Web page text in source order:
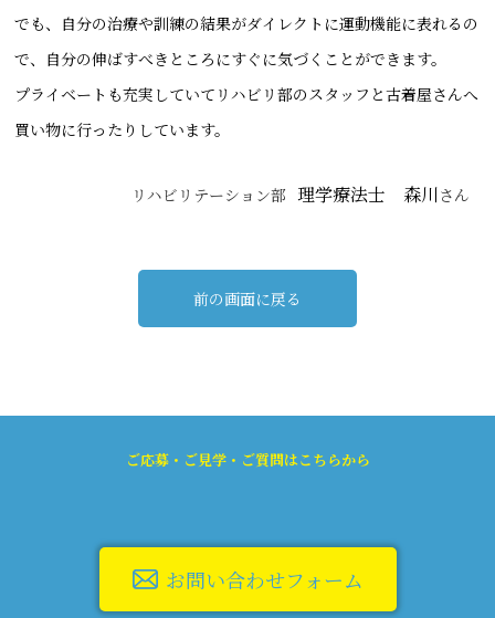
でも、自分の治療や訓練の結果がダイレクトに運動機能に表れるの
で、自分の伸ばすべきところにすぐに気づくことができます。
プライベートも充実していてリハビリ部のスタッフと古着屋さんへ
買い物に行ったりしています。
リハビリテーション部 理学療法士 森川さん
前の画面に戻る
ご応募・ご見学・ご質問はこちらから
お問い合わせフォーム